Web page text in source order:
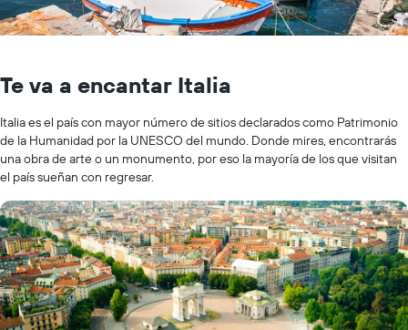
Te va a encantar Italia
Italia es el país con mayor número de sitios declarados como Patrimonio
de la Humanidad por la UNESCO del mundo. Donde mires, encontrarás
una obra de arte o un monumento, por eso la mayoría de los que visitan
el país sueñan con regresar.